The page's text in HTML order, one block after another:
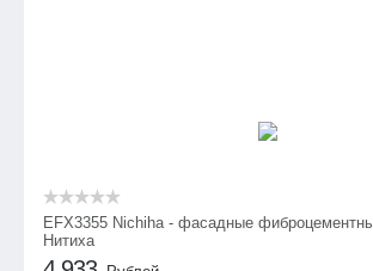
EFX3355 Nichiha - фасадные
Нитиха